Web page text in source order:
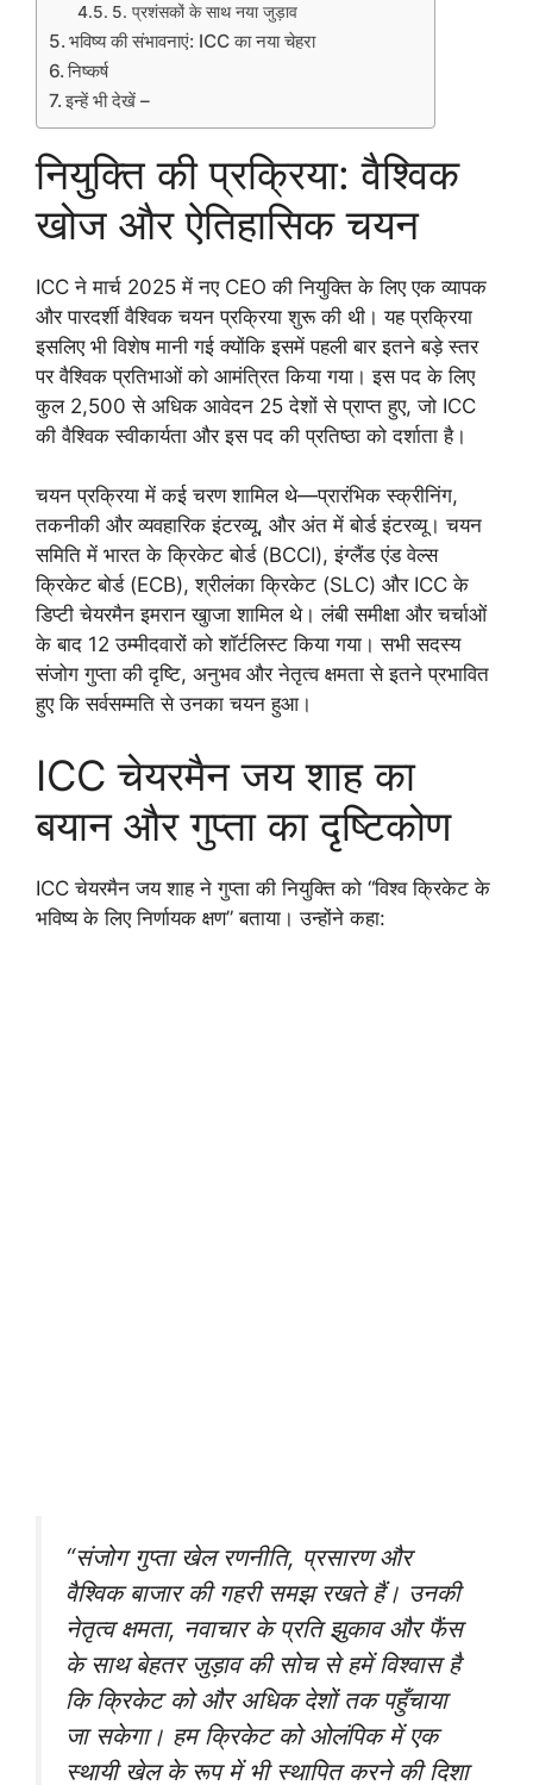
5. प्रशंसकों के साथ नया जुड़ाव
भविष्य की संभावनाएं: ICC का नया चेहरा
निष्कर्ष
इन्हें भी देखें –
नियुक्ति की प्रक्रिया: वैश्विक
खोज और ऐतिहासिक चयन
ICC ने मार्च 2025 में नए CEO की नियुक्ति के लिए एक व्यापक
और पारदर्शी वैश्विक चयन प्रक्रिया शुरू की थी। यह प्रक्रिया
इसलिए भी विशेष मानी गई क्योंकि इसमें पहली बार इतने बड़े स्तर
पर वैश्विक प्रतिभाओं को आमंत्रित किया गया। इस पद के लिए
कुल 2,500 से अधिक आवेदन 25 देशों से प्राप्त हुए, जो ICC
की वैश्विक स्वीकार्यता और इस पद की प्रतिष्ठा को दर्शाता है।
चयन प्रक्रिया में कई चरण शामिल थे—प्रारंभिक स्क्रीनिंग,
तकनीकी और व्यवहारिक इंटरव्यू, और अंत में बोर्ड इंटरव्यू। चयन
समिति में भारत के क्रिकेट बोर्ड (BCCI), इंग्लैंड एंड वेल्स
क्रिकेट बोर्ड (ECB), श्रीलंका क्रिकेट (SLC) और ICC के
डिप्टी चेयरमैन इमरान खुाजा शामिल थे। लंबी समीक्षा और चर्चाओं
के बाद 12 उम्मीदवारों को शॉर्टलिस्ट किया गया। सभी सदस्य
संजोग गुप्ता की दृष्टि, अनुभव और नेतृत्व क्षमता से इतने प्रभावित
हुए कि सर्वसम्मति से उनका चयन हुआ।
ICC चेयरमैन जय शाह का
बयान और गुप्ता का दृष्टिकोण
ICC चेयरमैन जय शाह ने गुप्ता की नियुक्ति को “विश्व क्रिकेट के
भविष्य के लिए निर्णायक क्षण” बताया। उन्होंने कहा:
“संजोग गुप्ता खेल रणनीति, प्रसारण और
वैश्विक बाजार की गहरी समझ रखते हैं। उनकी
नेतृत्व क्षमता, नवाचार के प्रति झुकाव और फैंस
के साथ बेहतर जुड़ाव की सोच से हमें विश्वास है
कि क्रिकेट को और अधिक देशों तक पहुँचाया
जा सकेगा। हम क्रिकेट को ओलंपिक में एक
स्थायी खेल के रूप में भी स्थापित करने की दिशा